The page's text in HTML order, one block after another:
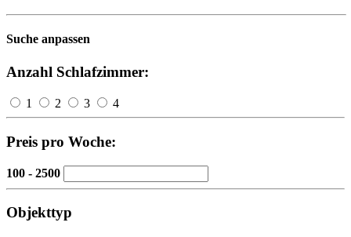
Suche anpassen
Anzahl Schlafzimmer:
1 2 3 4
Preis pro Woche:
100 - 2500
Objekttyp